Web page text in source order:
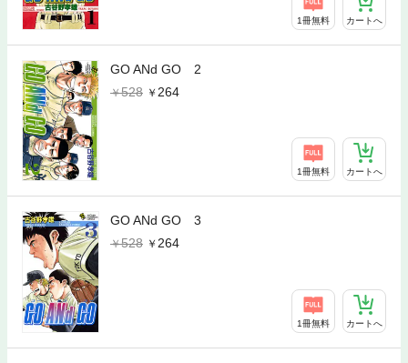
1冊無料 カートへ
GO ANd GO 2
528
264
1冊無料 カートへ
GO ANd GO 3
528
264
1冊無料 カートへ